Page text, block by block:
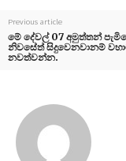
Previous article
මේ දේවල් 07 අමුත්තන්
නිවසේත් සිදුවෙනවානම්
නවත්වන්න.